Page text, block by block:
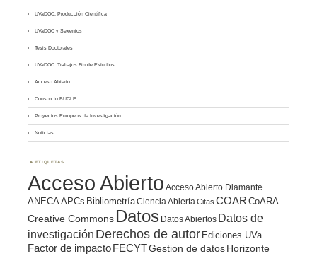
UVaDOC: Producción Científica
UVaDOC y Sexenios
Tesis Doctorales
UVaDOC: Trabajos Fin de Estudios
Acceso Abierto
Consorcio BUCLE
Proyectos Europeos de Investigación
Noticias
ETIQUETAS
Acceso Abierto Acceso Abierto Diamante
ANECAAPCs BibliometríaCiencia Abierta Citas COAR CoARA
Creative Commons Datos Datos Abiertos Datos de
investigación Derechos de autor Ediciones UVa
Factor de impacto FECYTGestion de datosHorizonte